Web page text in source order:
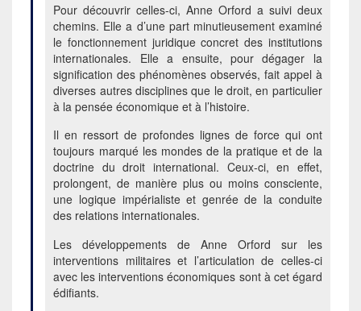
Pour découvrir celles-ci, Anne Orford a suivi deux
chemins. Elle a d’une part minutieusement examiné
le fonctionnement juridique concret des institutions
internationales. Elle a ensuite, pour dégager la
signification des phénomènes observés, fait appel à
diverses autres disciplines que le droit, en particulier
à la pensée économique et à l’histoire.
Il en ressort de profondes lignes de force qui ont
toujours marqué les mondes de la pratique et de la
doctrine du droit international. Ceux-ci, en effet,
prolongent, de manière plus ou moins consciente,
une logique impérialiste et genrée de la conduite
des relations internationales.
Les développements de Anne Orford sur les
interventions militaires et l’articulation de celles-ci
avec les interventions économiques sont à cet égard
édifiants.